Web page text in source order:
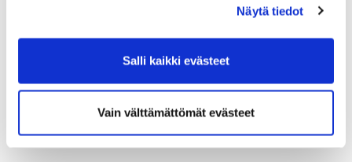
Näytä tiedot
Salli kaikki evästeet
Vain välttämättömät evästeet